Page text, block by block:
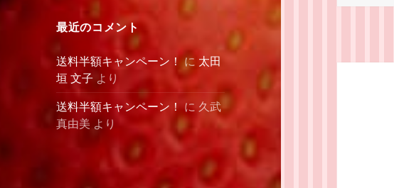
最近のコメント
送料半額キャンペーン！に 太田
垣 文子 より
送料半額キャンペーン！に 久武
真由美 より